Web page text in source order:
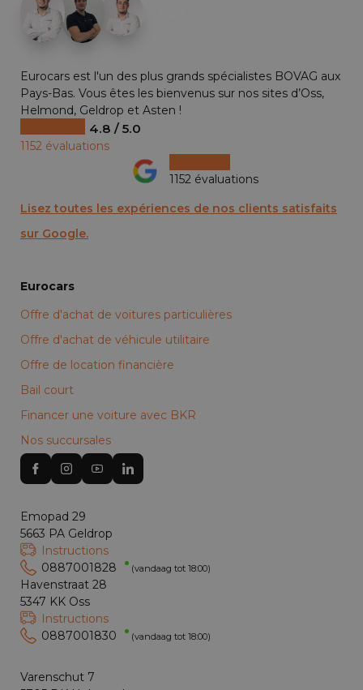
Eurocars est l'un des plus grands spécialistes BOVAG aux
Pays-Bas. Vous êtes les bienvenus sur nos sites d’Oss,
Helmond, Geldrop et Asten !
4.8 / 5.0
1152 évaluations
1152 évaluations
Lisez toutes les expériences de nos clients satisfaits
sur Google.
Eurocars
Offre d'achat de voitures particulières
Offre d'achat de véhicule utilitaire
Offre de location financière
Bail court
Financer une voiture avec BKR
Nos succursales
Emopad 29
5663 PA Geldrop
Instructions
0887001828
(vandaag tot 18:00)
Havenstraat 28
5347 KK Oss
Instructions
0887001830
(vandaag tot 18:00)
Varenschut 7